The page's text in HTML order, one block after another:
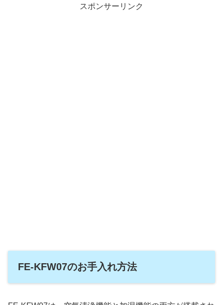
スポンサーリンク
FE-KFW07のお手入れ方法